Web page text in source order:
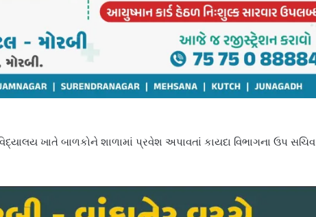
ખાતે બાળકોને શાળામાં પ્રવેશ અપાવતાં કાયદા વિભાગના ઉપ સચિવ